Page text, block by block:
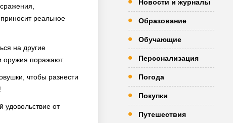
реальное
на другие
оружия поражают.
чтобы разнести
удовольствие от
Новости и журналы
Образование
Обучающие
Персонализация
Погода
Покупки
Путешествия